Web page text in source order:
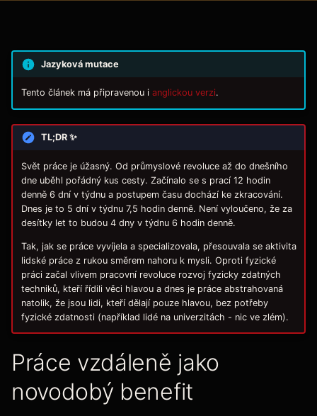
Jazyková mutace
Tento článek má připravenou i anglickou verzi.
TL;DR ✨
Svět práce je úžasný. Od průmyslové revoluce až do dnešního
dne uběhl pořádný kus cesty. Začínalo se s prací 12 hodin
denně 6 dní v týdnu a postupem času dochází ke zkracování.
Dnes je to 5 dní v týdnu 7,5 hodin denně. Není vyloučeno, že za
desítky let to budou 4 dny v týdnu 6 hodin denně.
Tak, jak se práce vyvíjela a specializovala, přesouvala se aktivita
lidské práce z rukou směrem nahoru k mysli. Oproti fyzické
práci začal vlivem pracovní revoluce rozvoj fyzicky zdatných
techniků, kteří řídili věci hlavou a dnes je práce abstrahovaná
natolik, že jsou lidi, kteří dělají pouze hlavou, bez potřeby
fyzické zdatnosti (například lidé na univerzitách - nic ve zlém).
Práce vzdáleně jako
novodobý benefit